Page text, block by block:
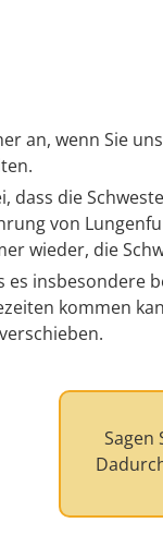
an, wenn Sie
dass die
von
wieder, die
es insbesondere
kommen
Sagen